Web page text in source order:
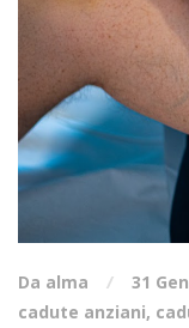
Da alma 31
cadute anziani,